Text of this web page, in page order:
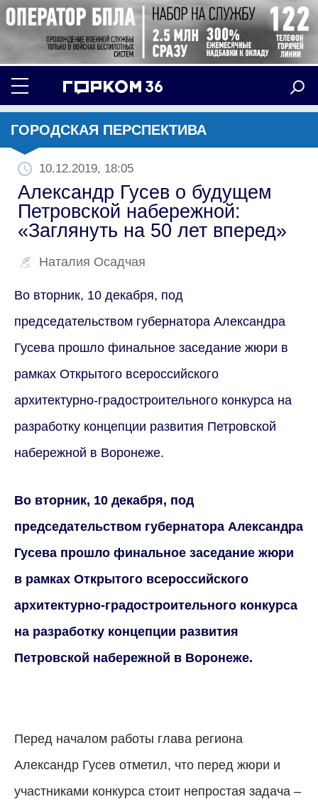
ГОРОДСКАЯ ПЕРСПЕКТИВА
10.12.2019, 18:05
Александр Гусев о будущем
Петровской набережной:
«Заглянуть на 50 лет вперед»
Наталия Осадчая
Во вторник, 10 декабря, под
председательством губернатора Александра
Гусева прошло финальное заседание жюри в
рамках Открытого всероссийского
архитектурно-градостроительного конкурса на
разработку концепции развития Петровской
набережной в Воронеже.
Во вторник, 10 декабря, под
председательством губернатора Александра
Гусева прошло финальное заседание жюри
в рамках Открытого всероссийского
архитектурно-градостроительного конкурса
на разработку концепции развития
Петровской набережной в Воронеже.
Перед началом работы глава региона
Александр Гусев отметил, что перед жюри и
участниками конкурса стоит непростая задача –